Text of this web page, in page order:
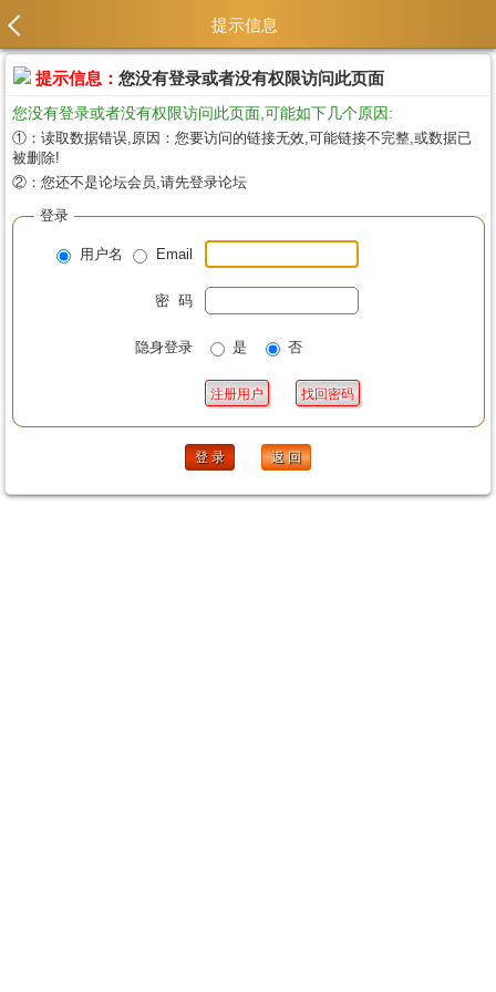
提示信息
提示信息： 您没有登录或者没有权限访问此页面
您没有登录或者没有权限访问此页面,可能如下几个原因:
①：读取数据错误,原因：您要访问的链接无效,可能链接不完整,或数据已
被删除!
②：您还不是论坛会员,请先登录论坛
登录
用户名 Email
密 码
隐身登录 是 否